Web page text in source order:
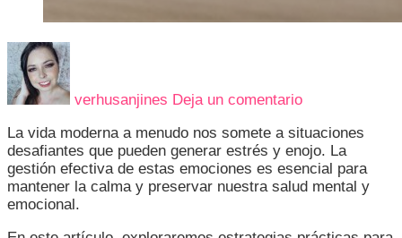
verhusanjines Deja un comentarioIRA?:
TUS
EMOCIONES
CON
ESTOS
La vida moderna a menudo nos somete a situaciones
desafiantes que pueden generar estrés y enojo. La
gestión efectiva de estas emociones es esencial para
mantener la calma y preservar nuestra salud mental y
emocional.